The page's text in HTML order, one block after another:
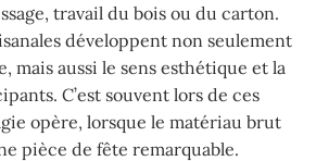
travail du bois ou du carton.
développent non seulement
mais aussi le sens esthétique et la
C’est souvent lors de ces
opère, lorsque le matériau brut
pièce de fête remarquable.